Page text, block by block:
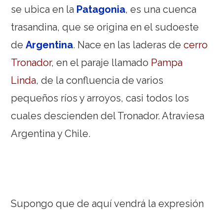
se ubica en la Patagonia, es una cuenca
trasandina, que se origina en el sudoeste
deArgentina. Nace en las laderas decerro
Tronador, en el paraje llamado Pampa
Linda, de la confluencia de varios
pequeños ríos y arroyos, casi todos los
cuales descienden del Tronador. Atraviesa
Argentina y Chile.
Supongo que de aquí vendrá la expresión